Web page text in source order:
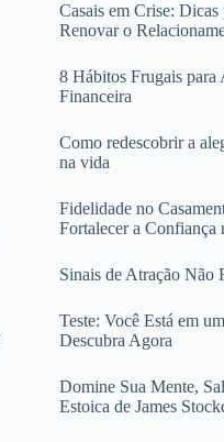
Casais em Crise:
Renovar o
8 Hábitos Frugais para
Financeira
Como redescobrir a
na vida
Fidelidade no
Fortalecer a Confiança
Sinais de Atração Não
Teste: Você Está em
Descubra Agora
Domine Sua Mente,
Estoica de James